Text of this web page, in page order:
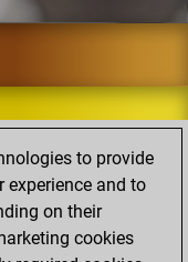
to provide
experience and to
on their
cookies